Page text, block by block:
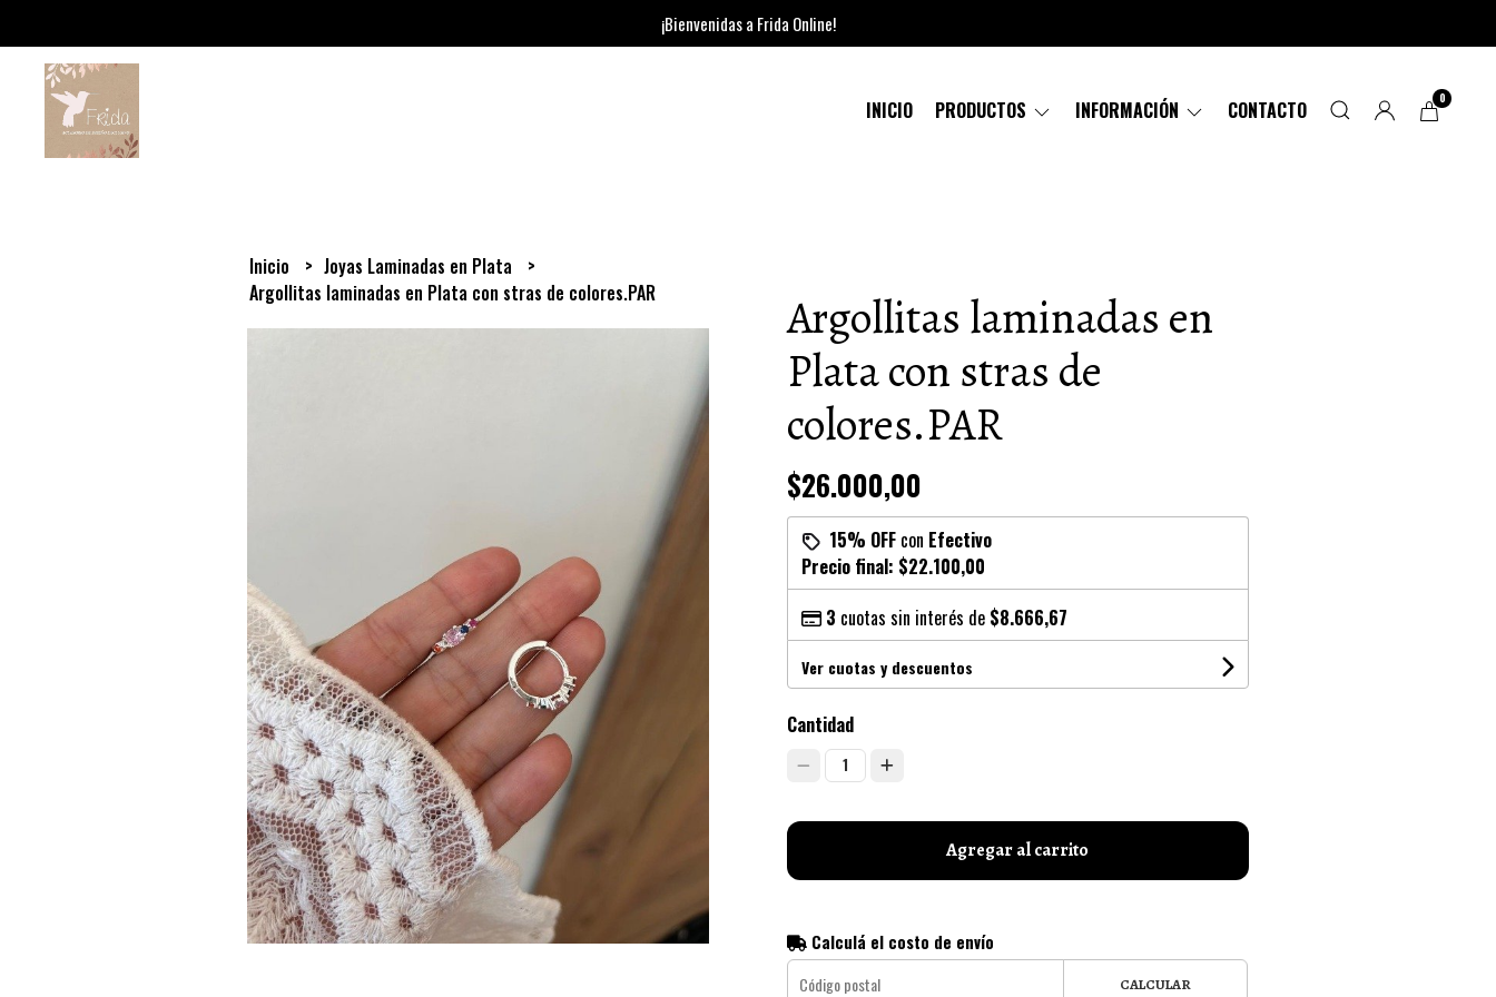
¡Bienvenidas a Frida Online!
INICIO PRODUCTOS INFORMACIÓN CONTACTO 0
Inicio
Joyas Laminadas en Plata
Argollitas laminadas en Plata con stras de colores.PAR
Argollitas laminadas en
Plata con stras de
colores.PAR
$26.000,00
15% OFFcon Efectivo
Precio final: $22.100,00
3 cuotas sin interés de $8.666,67
Ver cuotas y descuentos
Cantidad
1
Agregar al carrito
Calculá el costo de envío
CALCULAR